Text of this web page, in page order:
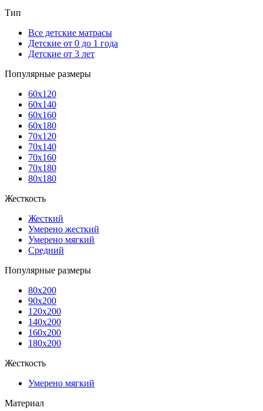
Тип
Все детские матрасы
Детские от 0 до 1 года
Детские от 3 лет
Популярные размеры
60x120
60x140
60x160
60x180
70x120
70x140
70x160
70x180
80x180
Жесткость
Жесткий
Умерено жесткий
Умерено мягкий
Средний
Популярные размеры
80x200
90x200
120x200
140x200
160x200
180x200
Жесткость
Умерено мягкий
Материал